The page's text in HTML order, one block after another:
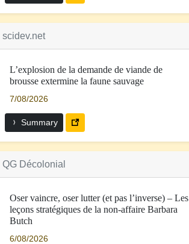
scidev.net
L’explosion de la demande de viande de
brousse extermine la faune sauvage
7/08/2026
Summary
QG Décolonial
Oser vaincre, oser lutter (et pas l’inverse) – Les
leçons stratégiques de la non-affaire Barbara
Butch
6/08/2026